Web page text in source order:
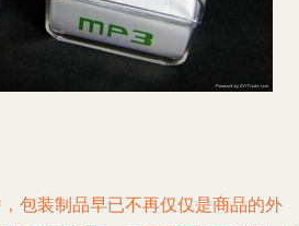
包装制品早已不再仅仅是商品的外